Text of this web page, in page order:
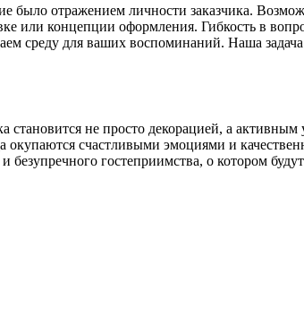
было отражением личности заказчика.
или концепции оформления. Гибкость в
среду для ваших воспоминаний. Наша
не просто декорацией, а
окупаются счастливыми эмоциями и
гостеприимства, о котором